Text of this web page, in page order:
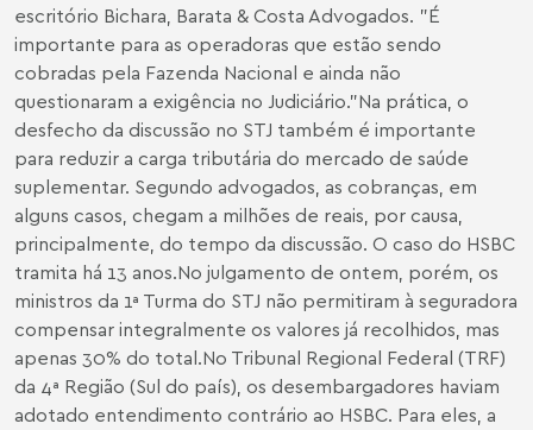
escritório Bichara, Barata & Costa Advogados. "É
importante para as operadoras que estão sendo
cobradas pela Fazenda Nacional e ainda não
questionaram a exigência no Judiciário."Na prática, o
desfecho da discussão no STJ também é importante
para reduzir a carga tributária do mercado de saúde
suplementar. Segundo advogados, as cobranças, em
alguns casos, chegam a milhões de reais, por causa,
principalmente, do tempo da discussão. O caso do HSBC
tramita há 13 anos.No julgamento de ontem, porém, os
ministros da 1ª Turma do STJ não permitiram à seguradora
compensar integralmente os valores já recolhidos, mas
apenas 30% do total.No Tribunal Regional Federal (TRF)
da 4ª Região (Sul do país), os desembargadores haviam
adotado entendimento contrário ao HSBC. Para eles, a